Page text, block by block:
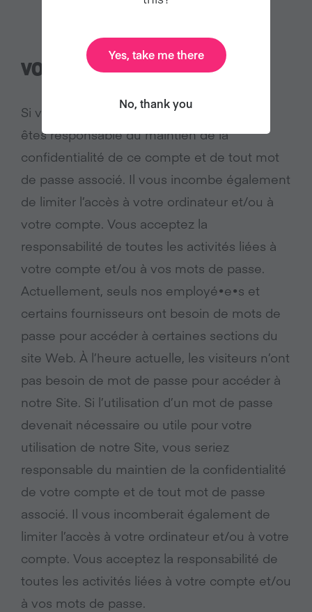
VOTRE COMPTE
Si vous avez un compte chez nous, vous
êtes responsable du maintien de la
confidentialité de ce compte et de tout mot
de passe associé. Il vous incombe également
de limiter l’accès à votre ordinateur et/ou à
votre compte. Vous acceptez la
responsabilité de toutes les activités liées à
votre compte et/ou à vos mots de passe.
Actuellement, seuls nos employé•e•s et
certains fournisseurs ont besoin de mots de
passe pour accéder à certaines sections du
site Web. À l’heure actuelle, les visiteurs n’ont
pas besoin de mot de passe pour accéder à
notre Site. Si l’utilisation d’un mot de passe
devenait nécessaire ou utile pour votre
utilisation de notre Site, vous seriez
responsable du maintien de la confidentialité
de votre compte et de tout mot de passe
associé. Il vous incomberait également de
limiter l’accès à votre ordinateur et/ou à votre
compte. Vous acceptez la responsabilité de
toutes les activités liées à votre compte et/ou
à vos mots de passe.
Yes, take me there
No, thank you